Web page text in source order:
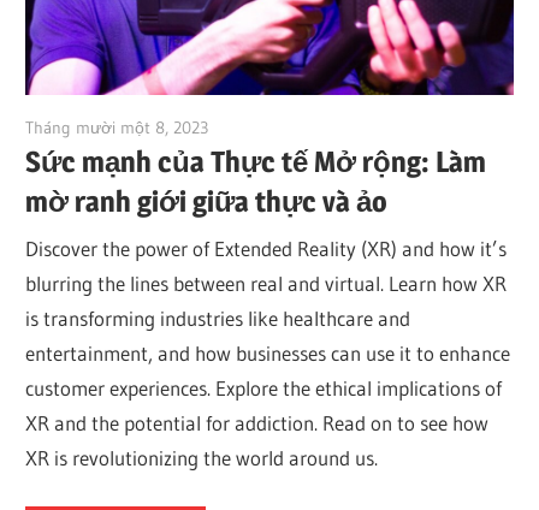
Tháng mười một 8, 2023
Sức mạnh của Thực tế Mở rộng: Làm
mờ ranh giới giữa thực và ảo
Discover the power of Extended Reality (XR) and how it’s
blurring the lines between real and virtual. Learn how XR
is transforming industries like healthcare and
entertainment, and how businesses can use it to enhance
customer experiences. Explore the ethical implications of
XR and the potential for addiction. Read on to see how
XR is revolutionizing the world around us.